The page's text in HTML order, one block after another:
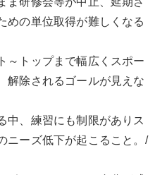
めの単位取得が難しくなる
～トップまで幅広くスポー
解除されるゴールが見えな
中、練習にも制限がありス
ニーズ低下が起こること。/